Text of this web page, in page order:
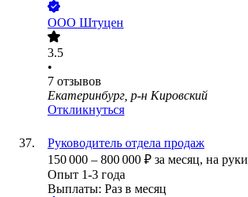
ООО Штуцен
3.5
•
7 отзывов
Екатеринбург, р-н Кировский
Откликнуться
Руководитель отдела продаж
150 000 – 800 000 ₽ за месяц, на руки
Опыт 1-3 года
Выплаты: Раз в месяц